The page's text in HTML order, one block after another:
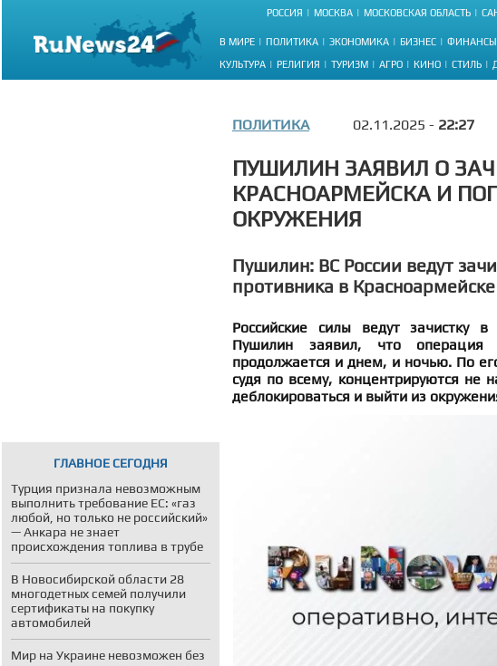
РОССИЯ МОСКВА МОСКОВСКАЯ ОБЛАСТЬ
В МИРЕ ПОЛИТИКА ЭКОНОМИКА БИЗНЕС ФИНАНСЫ
КУЛЬТУРА РЕЛИГИЯ ТУРИЗМ АГРО КИНО СТИЛЬ
ГЛАВНОЕ СЕГОДНЯ
Турция признала невозможным
выполнить требование ЕС: «газ
любой, но только не российский»
— Анкара не знает
происхождения топлива в трубе
В Новосибирской области 28
многодетных семей получили
сертификаты на покупку
автомобилей
Мир на Украине невозможен без
ПОЛИТИКА 02.11.2025 - 22:27
ПУШИЛИН ЗАЯВИЛ О
КРАСНОАРМЕЙСКА И
ОКРУЖЕНИЯ
Пушилин: ВС России ведут
противника в Красноармейске
Российские силы ведут зачистку
Пушилин заявил, что операция
продолжается и днем, и ночью. По
судя по всему, концентрируются не
деблокироваться и выйти из